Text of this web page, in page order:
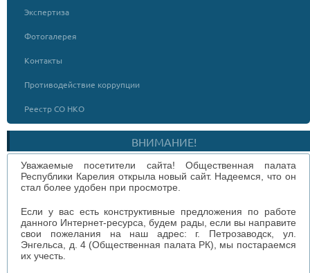
Экспертиза
Фотогалерея
Контакты
Противодействие коррупции
Реестр СО НКО
ВНИМАНИЕ!
Уважаемые посетители сайта! Общественная палата
Республики Карелия открыла новый сайт. Надеемся, что он
стал более удобен при просмотре.
Если у вас есть конструктивные предложения по работе
данного Интернет-ресурса, будем рады, если вы направите
свои пожелания на наш адрес: г. Петрозаводск, ул.
Энгельса, д. 4 (Общественная палата РК), мы постараемся
их учесть.